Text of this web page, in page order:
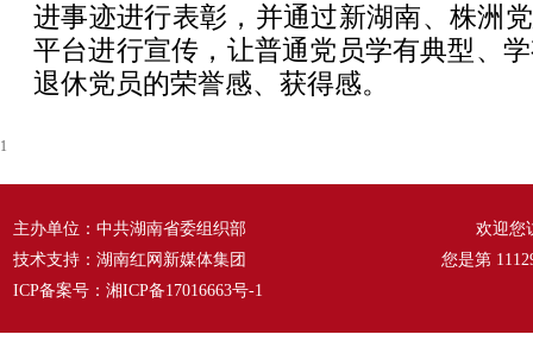
进事迹进行表彰，并通过新湖南、株洲
平台进行宣传，让普通党员学有典型、
退休党员的荣誉感、获得感。
1
主办单位：中共湖南省委组织部
技术支持：湖南红网新媒体集团
ICP备案号： 湘ICP备17016663号-1
欢迎您
您是第